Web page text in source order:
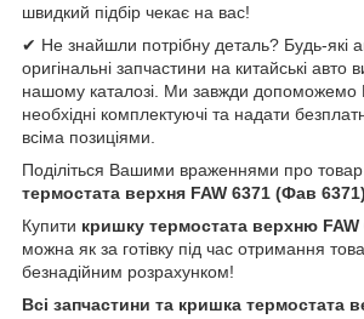
швидкий підбір чекає на вас!
✔ Не знайшли потрібну деталь? Будь-які
оригінальні запчастини на китайські авто
нашому каталозі. Ми завжди допоможемо
необхідні комплектуючі та надати
всіма позиціями.
Поділіться Вашими враженнями про товар
термостата верхня FAW 6371 (Фав
Купити кришку термостата верхню
можна як за готівку під час отримання
безнадійним розрахунком!
Всі запчастини та кришка термостата